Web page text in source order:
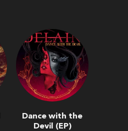
Dance with the
Devil (EP)